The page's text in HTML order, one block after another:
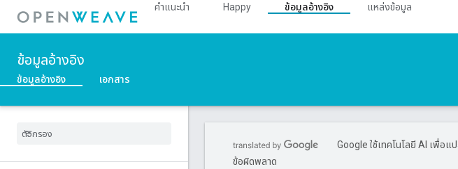
คำแนะนำ Happy ข้อมูลอ้างอิง
แหล่งข้อมูล
ข้อมูลอ้างอิง
ข้อมูลอ้างอิง เอกสาร
Google ใช้เทคโนโลยี AI เพื่อ
ข้อผิดพลาด